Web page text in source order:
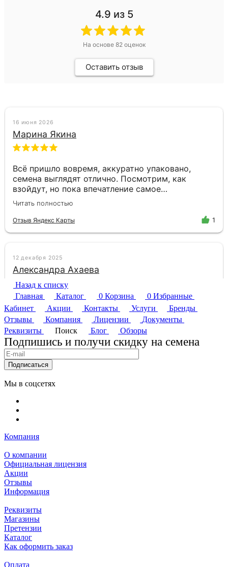
Назад к списку
Главная
Каталог 0 Корзина 0 Избранные
Кабинет
Акции Контакты Услуги
Бренды
Отзывы
Компания Лицензии
Документы
Реквизиты
Поиск Блог Обзоры
Подпишись и получи скидку на семена
Подписаться
Мы в соцсетях
Компания
О компании
Официальная лицензия
Акции
Отзывы
Информация
Реквизиты
Магазины
Претензии
Каталог
Как оформить заказ
Оплата